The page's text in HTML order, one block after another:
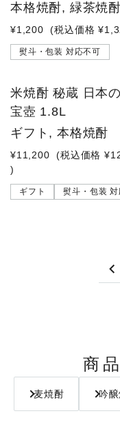
本格焼酎, 緑茶焼酎
¥1,200 (税込価格
熨斗・包装 対応不可
米焼酎 秘蔵 日本
宝壺 1.8L
ギフト, 本格焼酎
¥11,200 (税込価格
)
ギフト 熨斗・包装 対
商
麦焼酎 吟